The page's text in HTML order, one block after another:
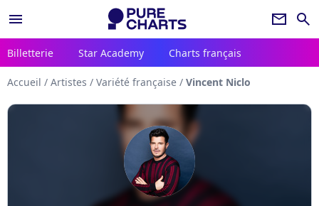
menu newsletter search
Billetterie Star Academy Charts français
Accueil / Artistes / Variété française / Vincent Niclo